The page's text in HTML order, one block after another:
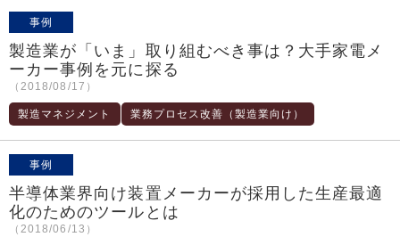
事例
製造業が「いま」取り組むべき事は？大手家電メ
ーカー事例を元に探る
（2018/08/17）
製造マネジメント 業務プロセス改善（製造業向け）
事例
半導体業界向け装置メーカーが採用した生産最適
化のためのツールとは
（2018/06/13）